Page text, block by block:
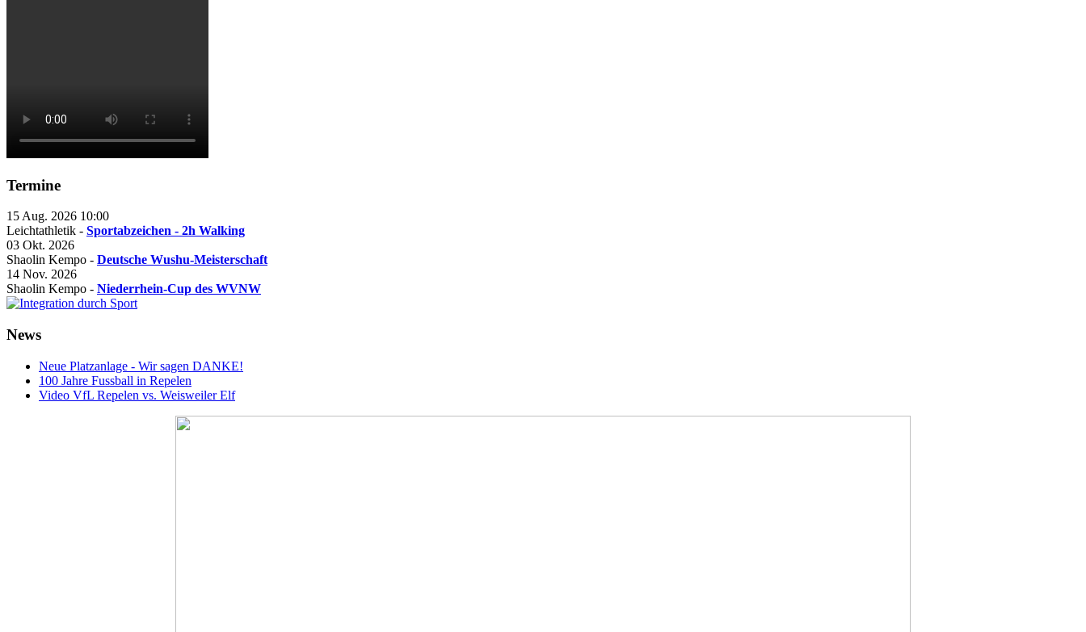
Termine
15 Aug. 2026 10:00
Leichtathletik - Sportabzeichen - 2h Walking
03 Okt. 2026
Shaolin Kempo - Deutsche Wushu-Meisterschaft
14 Nov. 2026
Shaolin Kempo - Niederrhein-Cup des WVNW
News
Neue Platzanlage - Wir sagen DANKE!
100 Jahre Fussball in Repelen
Video VfL Repelen vs. Weisweiler Elf